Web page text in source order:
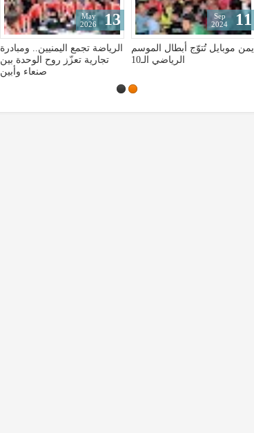
أميرة النرويج تشعل جدلاً بعد
عناقها هالاند بالشورت في غرفة
الملابس!
06
Jul
2026
الرياضة تجمع اليمنيين.. ومبادرة
تجارية تعزّز روح الوحدة بين
13
May
2026